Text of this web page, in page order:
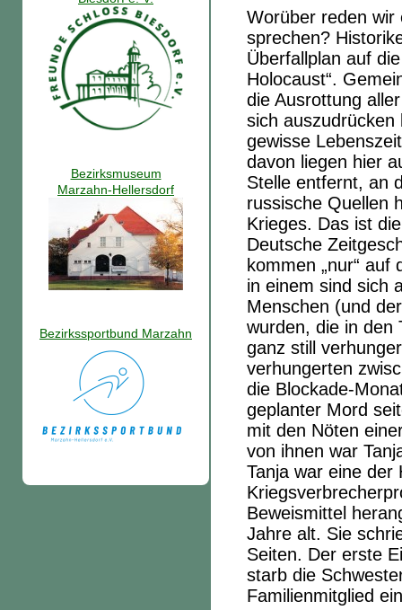
Worüber reden wir
sprechen?
Überfallplan auf
Holocaust“.
die Ausrottung
sich auszudrücken
gewisse
davon liegen hier
Stelle entfernt, an
russische Quellen
Krieges. Das ist
Deutsche
kommen „nur“
in einem sind sich
Menschen (und
wurden, die in den
ganz still
verhungerten
die Blockade-
geplanter Mord
mit den Nöten
von ihnen war
Tanja war eine der
Beweismittel
Jahre alt. Sie
Seiten. Der erste
starb die
Familienmitglied
Bezirksmuseum
Marzahn-Hellersdorf
Bezirkssportbund Marzahn